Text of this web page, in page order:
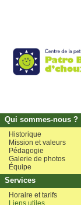
Qui sommes-nous ?
Historique
Mission et valeurs
Pédagogie
Galerie de photos
Équipe
Services
Horaire et tarifs
Liens utiles